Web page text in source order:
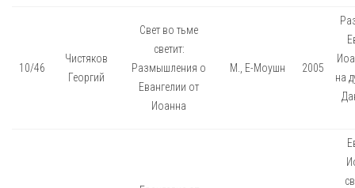
10/46
Чистяков
Георгий
Свет во тьме
светит:
Размышления о
Евангелии от
Иоанна
М., Е-Моушн 2005
на